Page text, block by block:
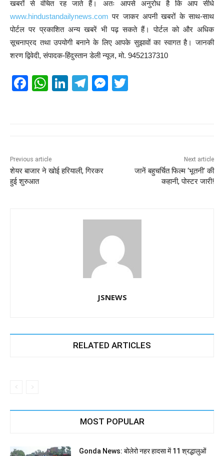
खबरों से वंचित रह जाते हैं। अतः आपसे अनुरोध है कि आप सीधे
www.hindustandailynews.com पर जाकर अपनी खबरों के साथ-साथ
पोर्टल पर प्रकाशित अन्य खबरें भी पढ़ सकते हैं। पोर्टल को और अधिक
सूचनाप्रद तथा उपयोगी बनाने के लिए आपके सुझावों का स्वागत है। जानकी
शरण द्विवेदी, संपादक-हिंदुस्तान डेली न्यूज, मो. 9452137310
F
o
o
W
p
p
Li
n
T
m
M
Previous article
शेयर बाजार ने खोई हरियाली, गिरकर
हुई शुरुआत
Next article
जानें बहुचर्चित फिल्म ‘भूतनी’ की
कहानी, पोस्टर जारी!
JSNEWS
RELATED ARTICLES
MOST POPULAR
Gonda News: बोलेरो नहर हादसा में 11 श्रद्धालुओं